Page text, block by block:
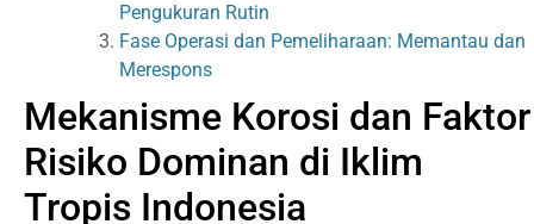
Pengukuran Rutin
Fase Operasi dan Pemeliharaan: Memantau dan
Merespons
Mekanisme Korosi dan Faktor
Risiko Dominan di Iklim
Tropis Indonesia